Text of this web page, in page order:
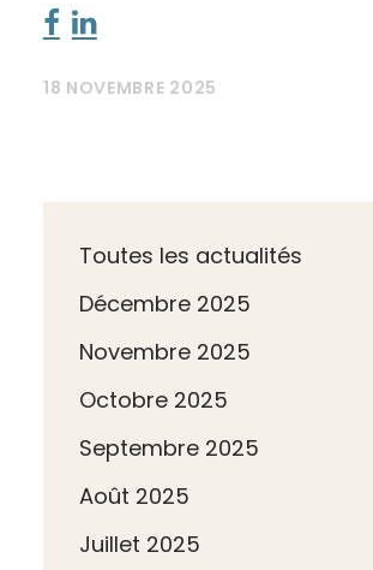
18 NOVEMBRE 2025
Toutes les actualités
Décembre 2025
Novembre 2025
Octobre 2025
Septembre 2025
Août 2025
Juillet 2025